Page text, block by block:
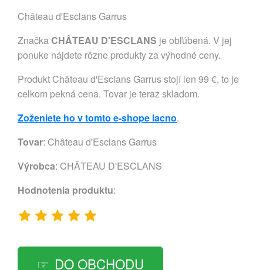
Château d'Esclans Garrus
ZnačkaCHÂTEAU D'ESCLANS je obľúbená. V jej
ponuke nájdete rôzne produkty za výhodné ceny.
Produkt Château d'Esclans Garrus stojí len 99 €, to je
celkom pekná cena. Tovar je teraz skladom.
Zoženiete ho v tomto e-shope lacno.
Tovar: Château d'Esclans Garrus
Výrobca: CHÂTEAU D'ESCLANS
Hodnotenia produktu:
DO OBCHODU